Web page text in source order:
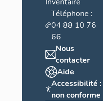
Téléphone :
04 88 10 76
66
Nous
contacter
Aide
Accessibilité :
non conforme